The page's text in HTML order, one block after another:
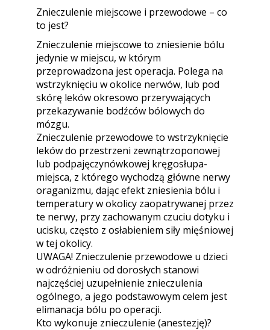
Znieczulenie miejscowe i przewodowe – co
to jest?
Znieczulenie miejscowe to zniesienie bólu
jedynie w miejscu, w którym
przeprowadzona jest operacja. Polega na
wstrzyknięciu w okolice nerwów, lub pod
skórę leków okresowo przerywających
przekazywanie bodźców bólowych do
mózgu.
Znieczulenie przewodowe to wstrzyknięcie
leków do przestrzeni zewnątrzoponowej
lub podpajęczynówkowej kręgosłupa-
miejsca, z którego wychodzą główne nerwy
oraganizmu, dając efekt zniesienia bólu i
temperatury w okolicy zaopatrywanej przez
te nerwy, przy zachowanym czuciu dotyku i
ucisku, często z osłabieniem siły mięśniowej
w tej okolicy.
UWAGA! Znieczulenie przewodowe u dzieci
w odróżnieniu od dorosłych stanowi
najczęściej uzupełnienie znieczulenia
ogólnego, a jego podstawowym celem jest
elimanacja bólu po operacji.
Kto wykonuje znieczulenie (anestezję)?